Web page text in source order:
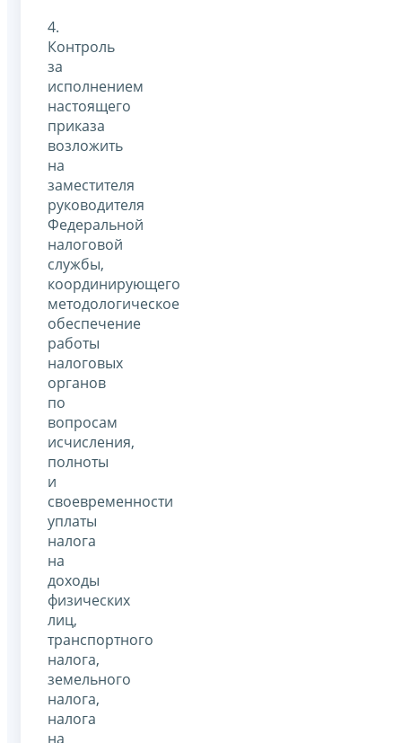
4.
Контроль
за
исполнением
настоящего
приказа
возложить
на
заместителя
руководителя
Федеральной
налоговой
службы,
координирующего
методологическое
обеспечение
работы
налоговых
органов
по
вопросам
исчисления,
полноты
и
своевременности
уплаты
налога
на
доходы
физических
лиц,
транспортного
налога,
земельного
налога,
налога
на